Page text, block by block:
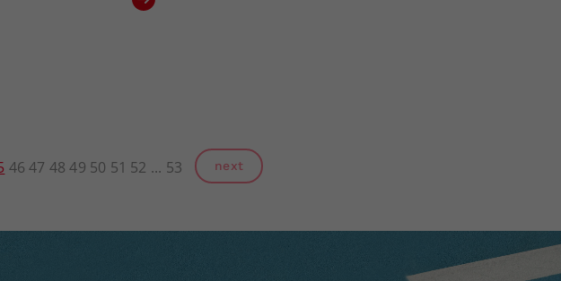
46 47 48 49 50 51 52 53 next